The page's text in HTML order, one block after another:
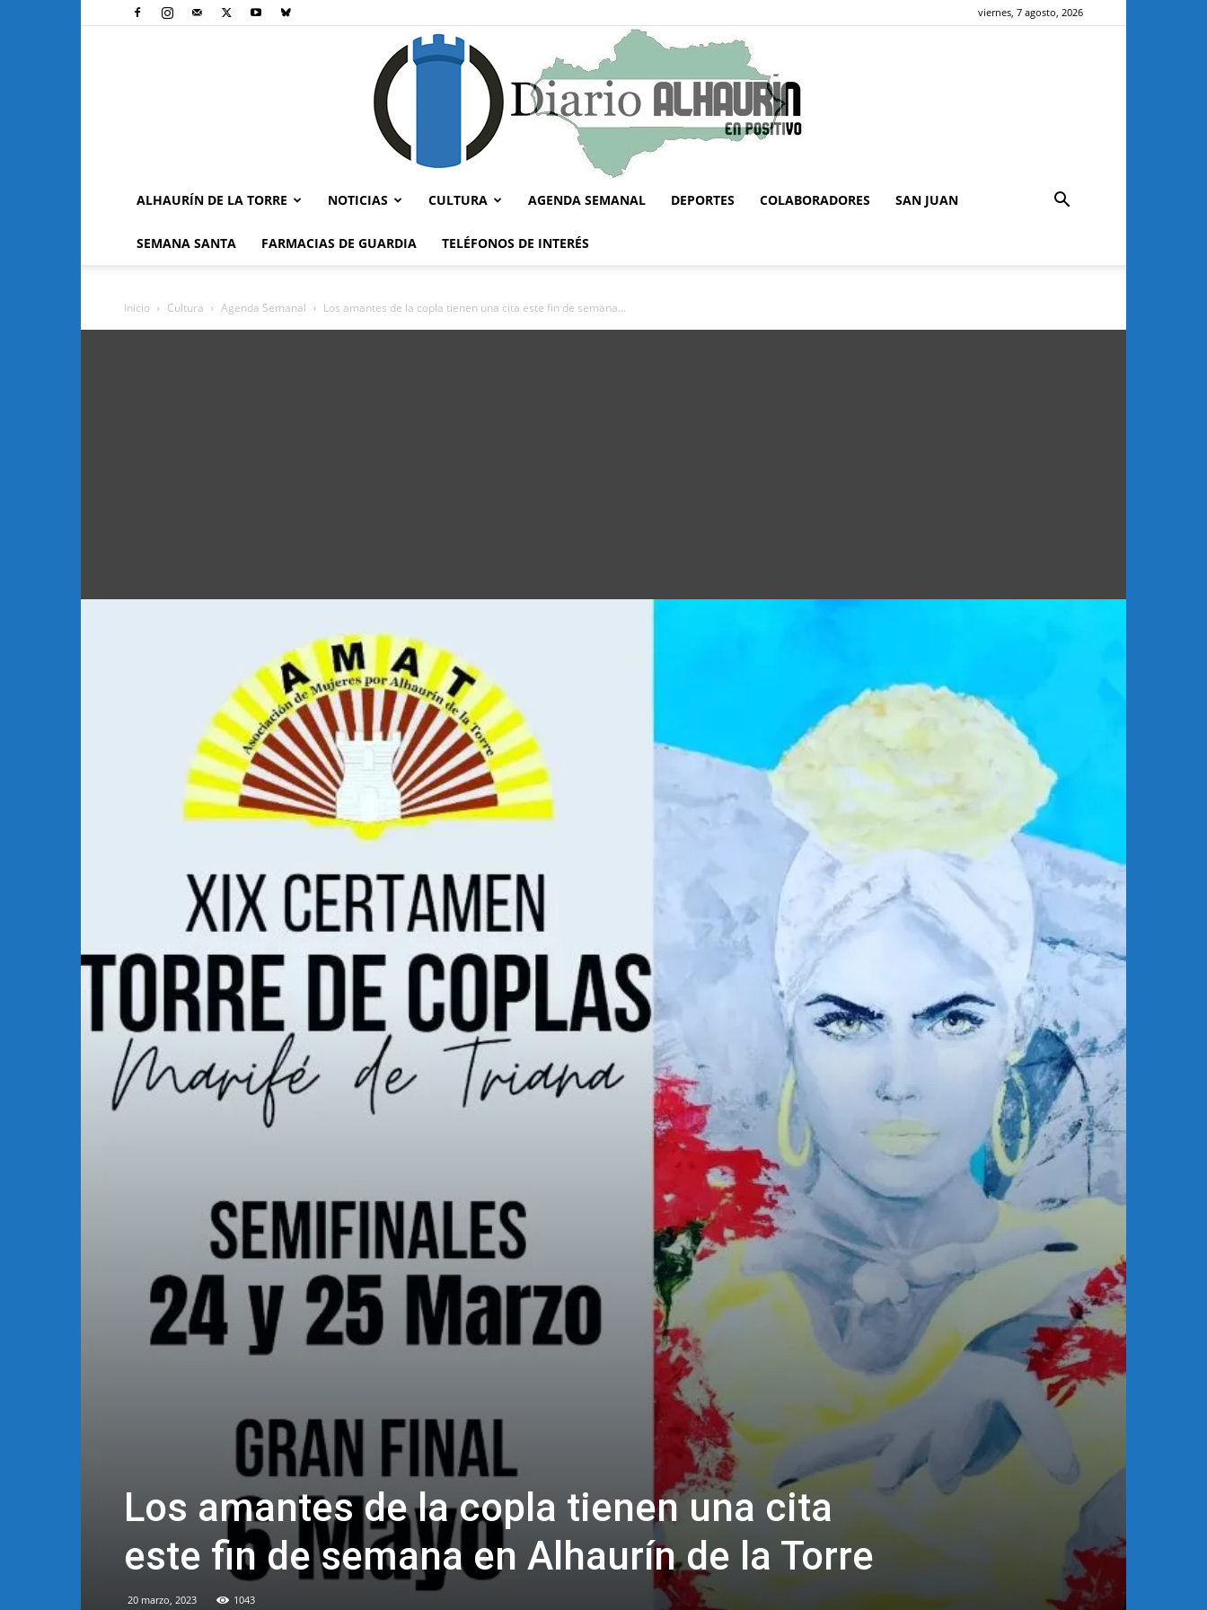
viernes, 7 agosto, 2026
ALHAURÍN DE LA TORRE NOTICIAS CULTURA AGENDA SEMANAL DEPORTES COLABORADORES SAN JUAN
SEMANA SANTA FARMACIAS DE GUARDIA TELÉFONOS DE INTERÉS
Inicio Cultura Agenda Semanal Los amantes de la copla tienen una cita este fin de semana...
Los amantes de la copla tienen una cita
este fin de semana en Alhaurín de la Torre
20 marzo, 2023 1043